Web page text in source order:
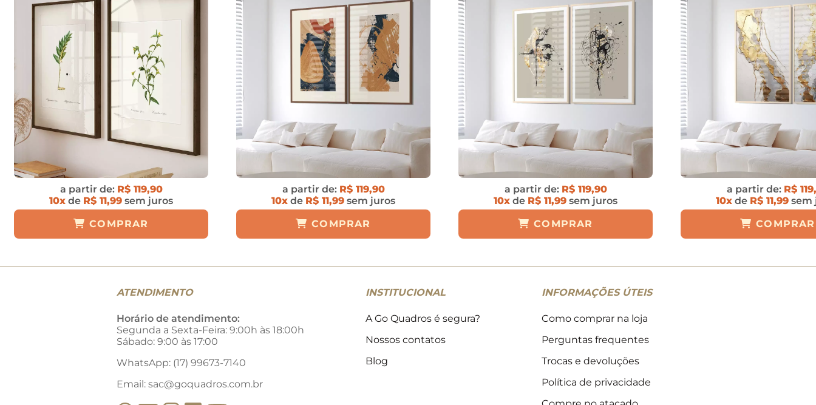
a partir de: R$ 119,90
10x de R$ 11,99 sem juros
COMPRAR
a partir de: R$ 119,90
10x de R$ 11,99 sem juros
COMPRAR
a partir de: R$ 119,90
10x de R$ 11,99 sem juros
COMPRAR
a partir de: R$
10x de R$ 11,99 sem
COMPRAR
ATENDIMENTO
Horário de atendimento:
Segunda a Sexta-Feira: 9:00h às 18:00h
Sábado: 9:00 às 17:00
WhatsApp: (17) 99673-7140
Email: sac@goquadros.com.br
INSTITUCIONAL
A Go Quadros é segura?
Nossos contatos
Blog
INFORMAÇÕES ÚTEIS
Como comprar na loja
Perguntas frequentes
Trocas e devoluções
Política de privacidade